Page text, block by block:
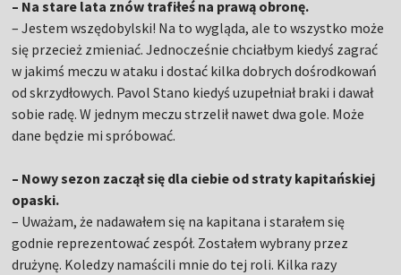
– Na stare lata znów trafiłeś na prawą obronę.
– Jestem wszędobylski! Na to wygląda, ale to wszystko może
się przecież zmieniać. Jednocześnie chciałbym kiedyś zagrać
w jakimś meczu w ataku i dostać kilka dobrych dośrodkowań
od skrzydłowych. Pavol Stano kiedyś uzupełniał braki i dawał
sobie radę. W jednym meczu strzelił nawet dwa gole. Może
dane będzie mi spróbować.
– Nowy sezon zaczął się dla ciebie od straty kapitańskiej
opaski.
– Uważam, że nadawałem się na kapitana i starałem się
godnie reprezentować zespół. Zostałem wybrany przez
drużynę. Koledzy namaścili mnie do tej roli. Kilka razy